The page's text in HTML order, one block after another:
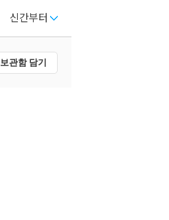
신간부터
보관함 담기